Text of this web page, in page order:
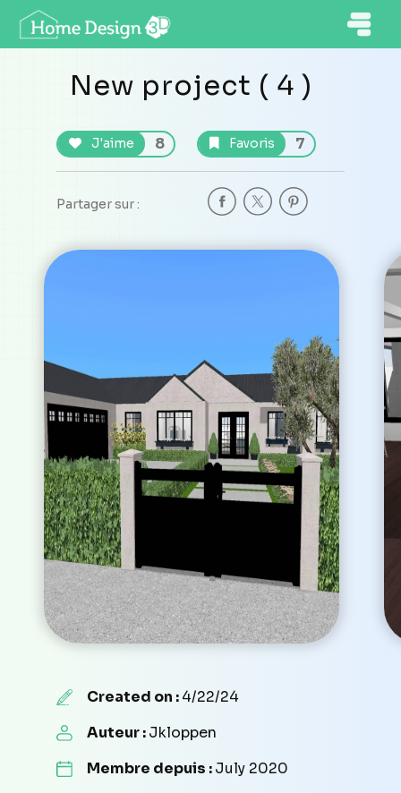
New project ( 4 )
J'aime 8 Favoris 7
Partager sur :
Created on :4/22/24
Auteur :Jkloppen
Membre depuis :July 2020